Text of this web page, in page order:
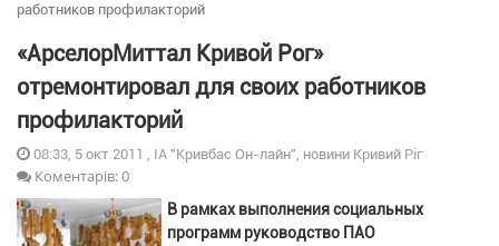
работников профилакторий
«АрселорМиттал Кривой Рог»
отремонтировал для своих работников
профилакторий
08:33, 5 окт 2011 , ІА "Кривбас Он-лайн", новини Кривий Ріг
Коментарів: 0
В рамках выполнения социальных
программ руководство ПАО